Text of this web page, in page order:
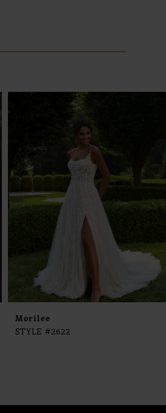
Morilee
STYLE #2622